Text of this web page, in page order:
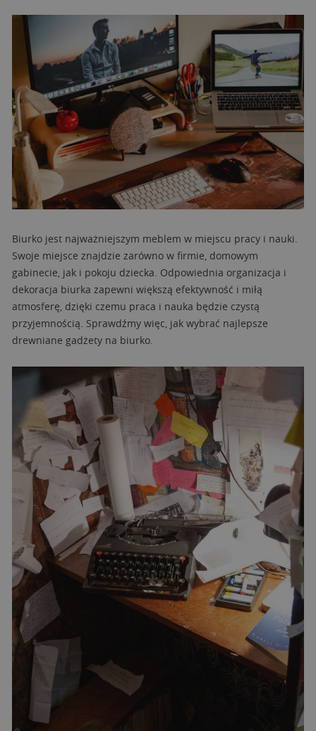
Biurko jest najważniejszym meblem w miejscu pracy i nauki.
Swoje miejsce znajdzie zarówno w firmie, domowym
gabinecie, jak i pokoju dziecka. Odpowiednia organizacja i
dekoracja biurka zapewni większą efektywność i miłą
atmosferę, dzięki czemu praca i nauka będzie czystą
przyjemnością. Sprawdźmy więc, jak wybrać najlepsze
drewniane gadżety na biurko.